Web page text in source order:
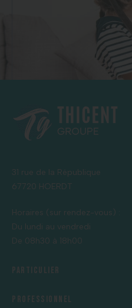
31 rue de la République
67720 HOERDT
Horaires (sur rendez-vous) :
Du lundi au vendredi
De 08h30 à 18h00
Particulier
Professionnel